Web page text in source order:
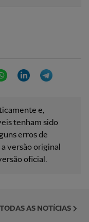
WhatsAppLinkedIn
e,
​​tenham sido
erros de
versão original
oficial.
TODAS AS NOTÍCIAS